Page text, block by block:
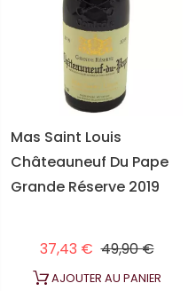
Mas Saint Louis
Châteauneuf Du Pape
Grande Réserve 2019
37,43 € Prix habituel
49,90 €Prix
AJOUTER AU PANIER